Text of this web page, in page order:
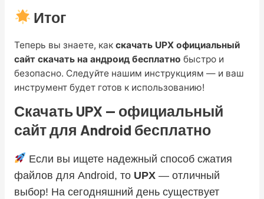
Итог
Теперь вы знаете, как скачать UPX официальный
сайт скачать на андроид бесплатно быстро и
безопасно. Следуйте нашим инструкциям — и ваш
инструмент будет готов к использованию!
Скачать UPX — официальный
сайт для Android бесплатно
Если вы ищете надежный способ сжатия
файлов для Android, то UPX— отличный
выбор! На сегодняшний день существует